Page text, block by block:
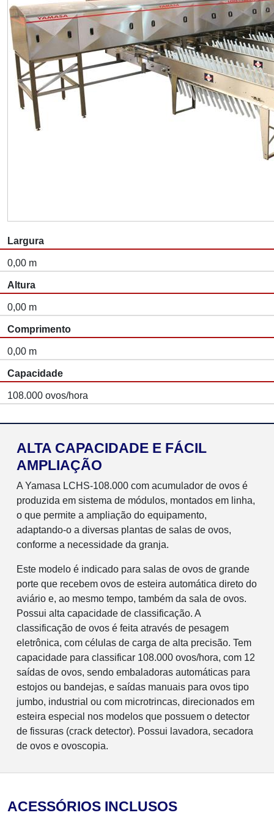
Largura
0,00 m
Altura
0,00 m
Comprimento
0,00 m
Capacidade
108.000 ovos/hora
ALTA CAPACIDADE E FÁCIL
AMPLIAÇÃO
A Yamasa LCHS-108.000 com acumulador de ovos é
produzida em sistema de módulos, montados em linha,
o que permite a ampliação do equipamento,
adaptando-o a diversas plantas de salas de ovos,
conforme a necessidade da granja.
Este modelo é indicado para salas de ovos de grande
porte que recebem ovos de esteira automática direto do
aviário e, ao mesmo tempo, também da sala de ovos.
Possui alta capacidade de classificação. A
classificação de ovos é feita através de pesagem
eletrônica, com células de carga de alta precisão. Tem
capacidade para classificar 108.000 ovos/hora, com 12
saídas de ovos, sendo embaladoras automáticas para
estojos ou bandejas, e saídas manuais para ovos tipo
jumbo, industrial ou com microtrincas, direcionados em
esteira especial nos modelos que possuem o detector
de fissuras (crack detector). Possui lavadora, secadora
de ovos e ovoscopia.
ACESSÓRIOS INCLUSOS